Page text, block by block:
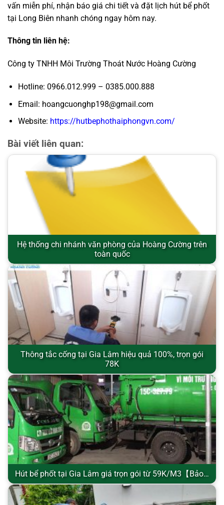
vấn miễn phí, nhận báo giá chi tiết và đặt lịch hút bể phốt
tại Long Biên nhanh chóng ngay hôm nay.
Thông tin liên hệ:
Công ty TNHH Môi Trường Thoát Nước Hoàng Cường
Hotline: 0966.012.999 – 0385.000.888
Email: hoangcuonghp198@gmail.com
Website: https://hutbephothaiphongvn.com/
Bài viết liên quan:
Hệ thống chi nhánh văn phòng của Hoàng Cường trên
toàn quốc
Thông tắc cống tại Gia Lâm hiệu quả 100%, trọn gói
78K
Hút bể phốt tại Gia Lâm giá trọn gói từ 59K/M3【Bảo…